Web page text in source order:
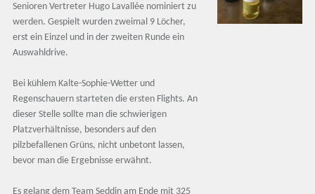
Senioren Vertreter Hugo Lavallée nominiert zu
werden. Gespielt wurden zweimal 9 Löcher,
erst ein Einzel und in der zweiten Runde ein
Auswahldrive.
Bei kühlem Kalte-Sophie-Wetter und
Regenschauern starteten die ersten Flights. An
dieser Stelle sollte man die schwierigen
Platzverhältnisse, besonders auf den
pilzbefallenen Grüns, nicht unbetont lassen,
bevor man die Ergebnisse erwähnt.
Es gelang dem Team Seddin am Ende mit 325